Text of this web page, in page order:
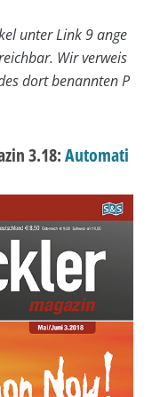
unter Link 9 ange
Wir verweis
dort benannten P
3.18:Automati